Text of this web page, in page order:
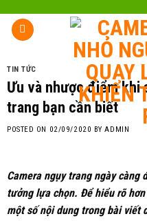
content
TIN TỨC
Ưu và nhược điểm khi
trang bạn cần biết
POSTED ON 02/09/2020 BYADMIN
Camera ngụy trang ngày
tưởng lựa chọn. Để hiểu rõ
một số nội dung trong bài viết